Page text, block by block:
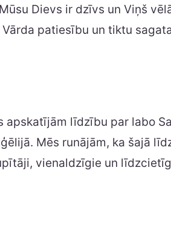
Dievs ir dzīvs un Viņš
patiesību un tiktu
apskatījām līdzību par labo
Mēs runājām, ka šajā
vienaldzīgie un